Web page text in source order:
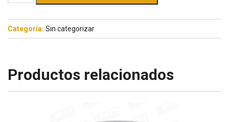
Categoría: Sin categorizar
Productos relacionados